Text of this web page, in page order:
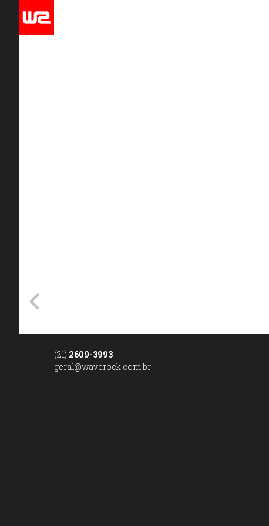
(21) 2609-3993
geral@waverock.com.br